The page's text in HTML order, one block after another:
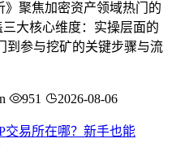
》聚焦加密资产领域热门的
大核心维度：实操层面的
到参与挖矿的关键步骤与流
951 2026-08-06